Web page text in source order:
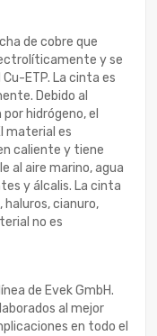
de cobre que
y se
ETP. La cinta es
Debido al
hidrógeno, el
material es
caliente y tiene
al aire marino, agua
y álcalis. La cinta
cianuro,
no es
de Evek GmbH.
al mejor
en todo el